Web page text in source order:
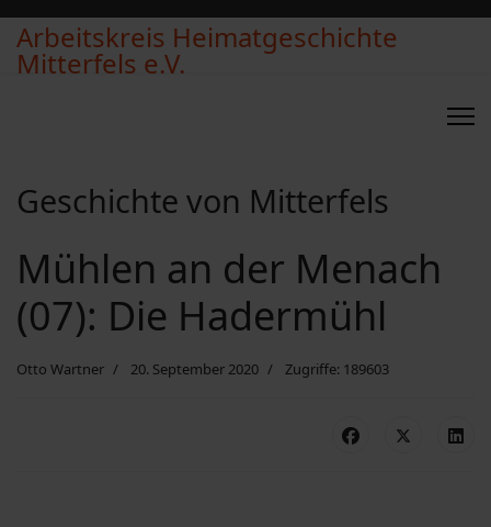
Arbeitskreis Heimatgeschichte
Mitterfels e.V.
Geschichte von Mitterfels
Mühlen an der Menach
(07): Die Hadermühl
Otto Wartner 20. September 2020 Zugriffe: 189603